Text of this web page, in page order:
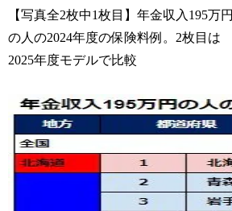
【写真全2枚中1枚目】年金収入195万円
の人の2024年度の保険料例。2枚目は
2025年度モデルで比較